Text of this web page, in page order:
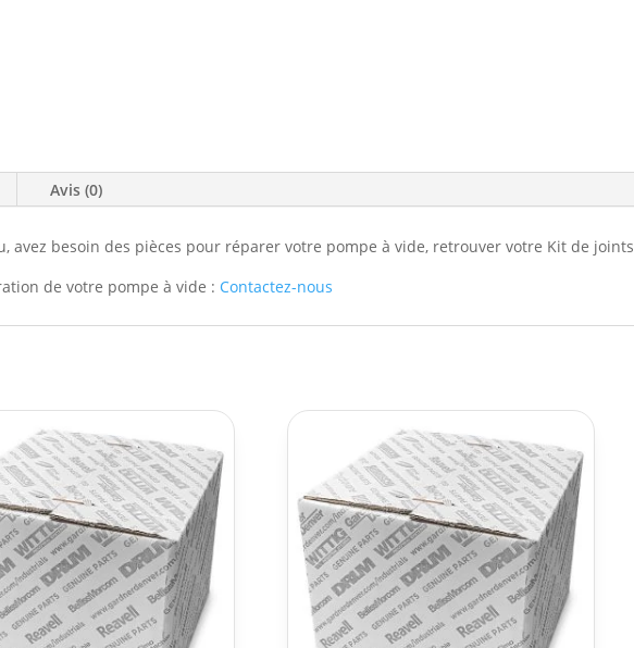
Avis (0)
avez besoin des pièces pour réparer votre pompe à vide, retrouver votre Kit de joints
de votre pompe à vide : Contactez-nous